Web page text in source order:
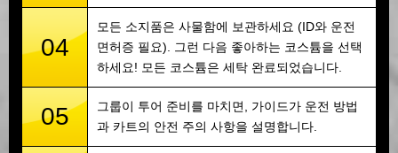
04
모든 소지품은 사물함에 보관하세요 (ID와 운전
면허증 필요). 그런 다음 좋아하는 코스튬을 선택
하세요! 모든 코스튬은 세탁 완료되었습니다.
05
그룹이 투어 준비를 마치면, 가이드가 운전 방법
과 카트의 안전 주의 사항을 설명합니다.